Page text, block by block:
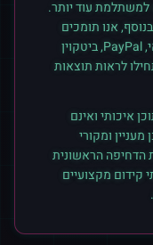
למשתלמת עוד יותר.
אנו תומכים
במגוון אמצעי תשלום כולל כרטיסי אשראי, PayPal, ביטקוין
לראות תוצאות
איכותי ואינם
ומקורי
הדחיפה הראשונית
קידום מקצועיים